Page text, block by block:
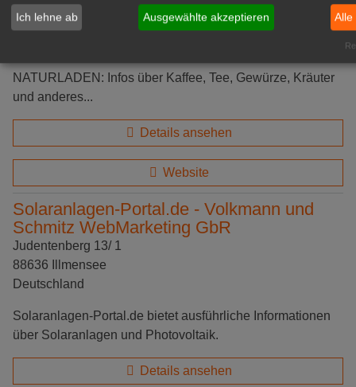
Stationsstr. 1
9014 St. Gallen
NATURLADEN: Infos über Kaffee, Tee, Gewürze, Kräuter
und anderes...
Details ansehen
Website
Solaranlagen-Portal.de - Volkmann und
Schmitz WebMarketing GbR
Judentenberg 13/ 1
88636 Illmensee
Deutschland
Solaranlagen-Portal.de bietet ausführliche Informationen
über Solaranlagen und Photovoltaik.
Details ansehen
Ich lehne ab Ausgewählte akzeptieren Alle